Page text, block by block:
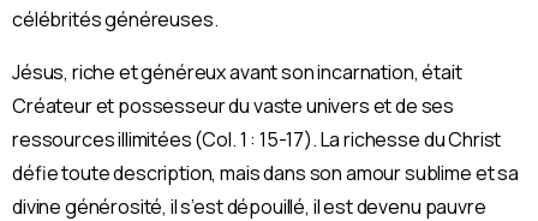
célébrités généreuses.
Jésus, riche et généreux avant son incarnation, était
Créateur et possesseur du vaste univers et de ses
ressources illimitées (Col. 1 : 15-17). La richesse du Christ
défie toute description, mais dans son amour sublime et sa
divine générosité, il s’est dépouillé, il est devenu pauvre